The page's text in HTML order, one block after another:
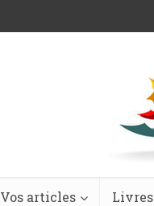
Vos articles Livres